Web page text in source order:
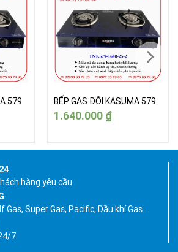
579 BẾP GAS ĐÔI KASUMA 579
1.640.000 ₫
hàng yêu cầu
Gas, Super Gas, Pacific, Dầu khí Gas…
7